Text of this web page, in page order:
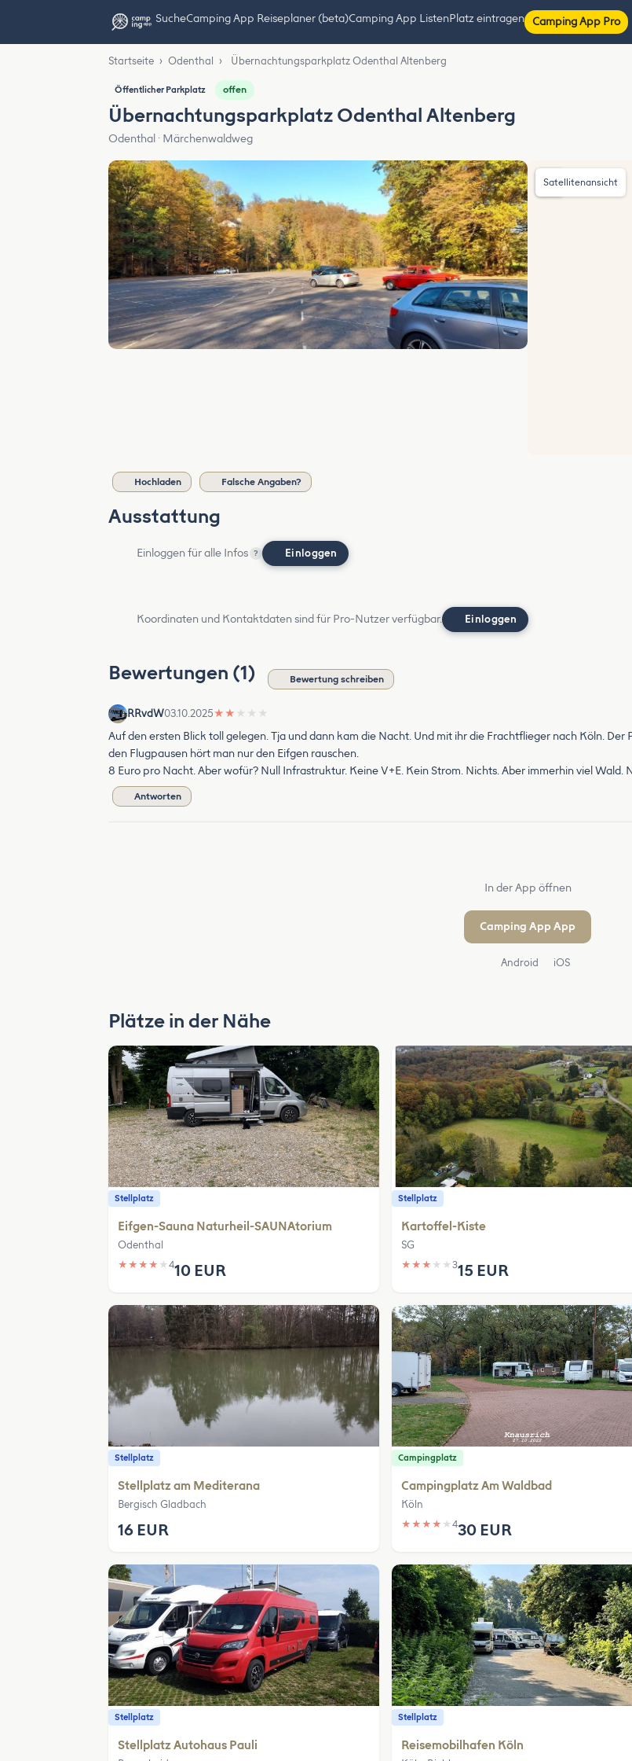
SucheCamping App Reiseplaner (beta)Camping App ListenPlatz eintragen Camping App Pro
Startseite › Odenthal › Übernachtungsparkplatz Odenthal Altenberg
Öffentlicher Parkplatz offen
Übernachtungsparkplatz Odenthal Altenberg
Odenthal · Märchenwaldweg
Satellitenansicht
Hochladen Falsche Angaben?
Ausstattung
Einloggen für alle Infos ? Einloggen
Koordinaten und Kontaktdaten sind für Pro-Nutzer verfügbar. Einloggen
Bewertungen (1) Bewertung schreiben
RRvdW03.10.2025★ ★ ★ ★ ★
Auf den ersten Blick toll gelegen. Tja und dann kam die Nacht. Und mit ihr die Frachtflieger nach Köln.
den Flugpausen hört man nur den Eifgen rauschen.
8 Euro pro Nacht. Aber wofür? Null Infrastruktur. Keine V+E. Kein Strom. Nichts. Aber immerhin viel Wald.
Antworten
In der App öffnen
Camping App App
Android iOS
Plätze in der Nähe
Stellplatz
Eifgen-Sauna Naturheil-SAUNAtorium
Odenthal
★ ★ ★ ★ ★ 410 EUR
Stellplatz
Kartoffel-Kiste
SG
★ ★ ★ ★ ★315 EUR
Stellplatz
Stellplatz am Mediterana
Bergisch Gladbach
16 EUR
Campingplatz
Campingplatz Am Waldbad
Köln
★ ★ ★ ★ ★430 EUR
Stellplatz
Stellplatz Autohaus Pauli
Stellplatz
Reisemobilhafen Köln